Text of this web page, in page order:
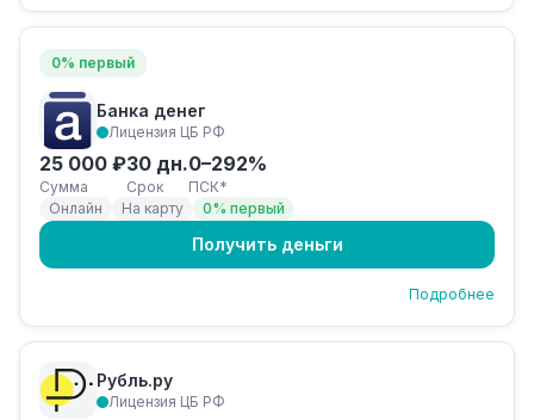
0% первый
Банка денег
Лицензия ЦБ РФ
25 000 ₽
Сумма
30 дн.
Срок
0–292%
ПСК*
Онлайн
На карту 0% первый
Получить деньги
Подробнее
Рубль.ру
Лицензия ЦБ РФ